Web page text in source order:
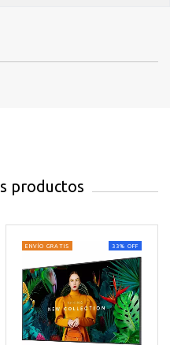
productos
33% OFF
ENVÍO GRATIS